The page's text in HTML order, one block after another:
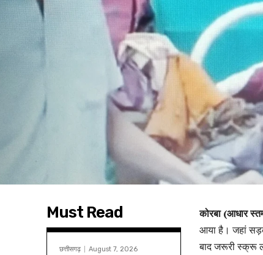
Must Read
छत्तीसगढ़ August 7, 2026
कोरबा (आधार
आया है। जहां
बाद जरूरी स्क्रू